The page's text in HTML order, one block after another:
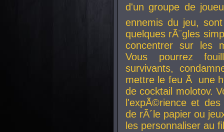
d'un groupe de
ennemis du jeu,
quelques rÃ¨gles
concentrer sur les
Vous pourrez
survivants,
mettre le feu Ã une
de cocktail molotov.
l'expÃ©rience et
de rÃ´le papier ou
les personnaliser au